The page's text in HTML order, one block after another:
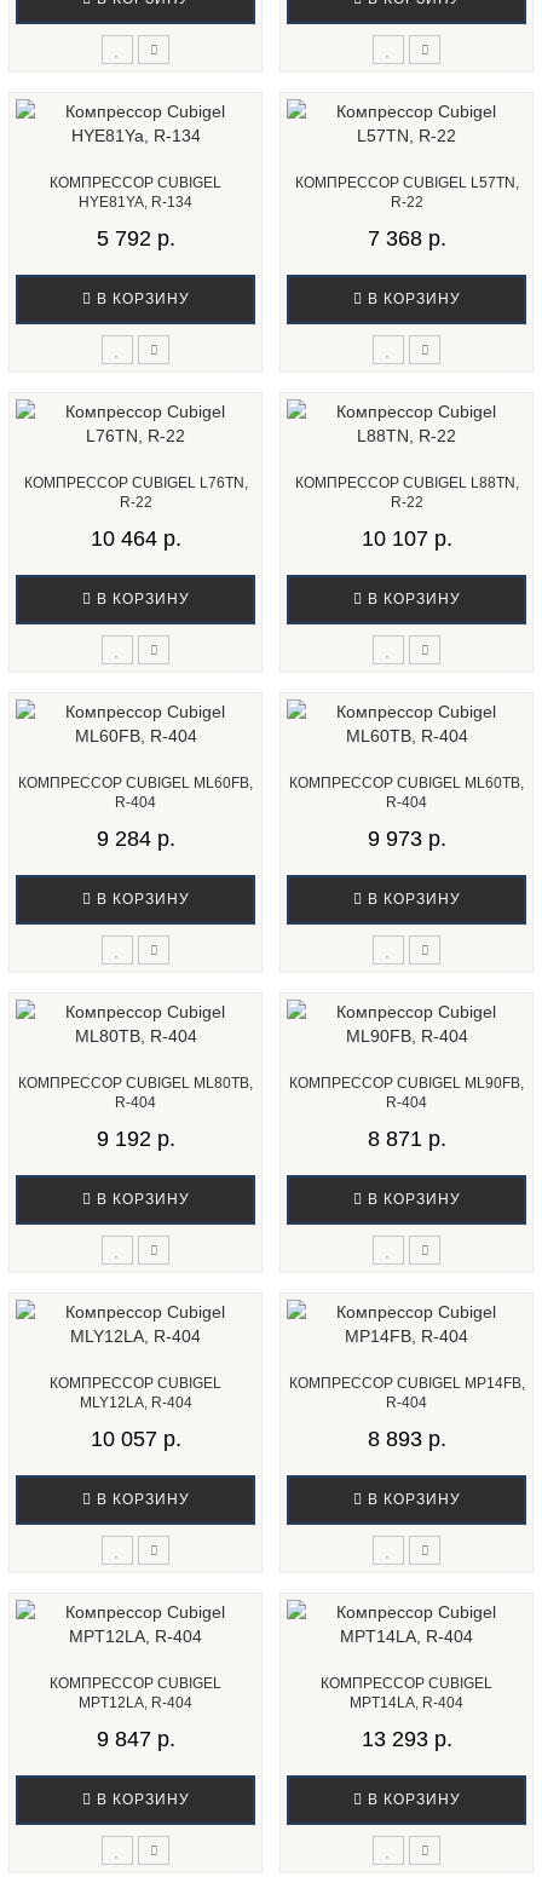
КОМПРЕССОР CUBIGEL
HYE81YA, R-134
5 792 р.
В КОРЗИНУ
КОМПРЕССОР CUBIGEL L57TN,
R-22
7 368 р.
В КОРЗИНУ
КОМПРЕССОР CUBIGEL L76TN,
R-22
10 464 р.
В КОРЗИНУ
КОМПРЕССОР CUBIGEL L88TN,
R-22
10 107 р.
В КОРЗИНУ
КОМПРЕССОР CUBIGEL ML60FB,
R-404
9 284 р.
В КОРЗИНУ
КОМПРЕССОР CUBIGEL ML60TB,
R-404
9 973 р.
В КОРЗИНУ
КОМПРЕССОР CUBIGEL ML80TB,
R-404
9 192 р.
В КОРЗИНУ
КОМПРЕССОР CUBIGEL ML90FB,
R-404
8 871 р.
В КОРЗИНУ
КОМПРЕССОР CUBIGEL
MLY12LA, R-404
10 057 р.
В КОРЗИНУ
КОМПРЕССОР CUBIGEL MP14FB,
R-404
8 893 р.
В КОРЗИНУ
КОМПРЕССОР CUBIGEL
MPT12LA, R-404
9 847 р.
В КОРЗИНУ
КОМПРЕССОР CUBIGEL
MPT14LA, R-404
13 293 р.
В КОРЗИНУ